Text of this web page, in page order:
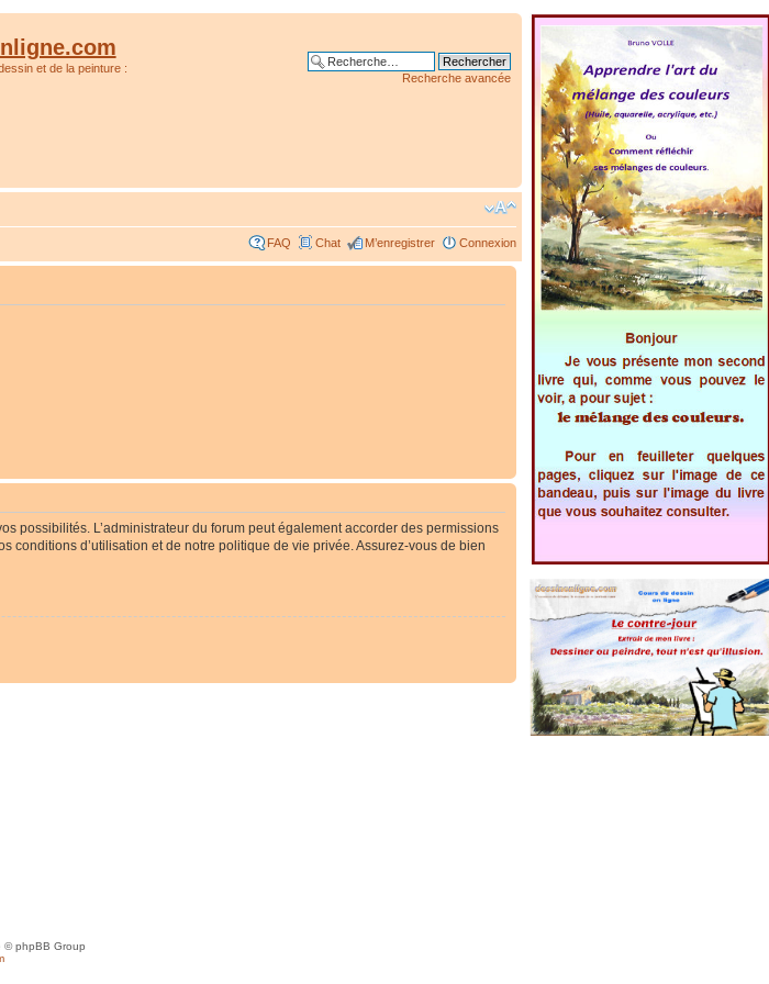
et de la peinture :
Recherche avancée
FAQ Chat M’enregistrer Connexion
possibilités. L’administrateur du forum peut également accorder des permissions
conditions d’utilisation et de notre politique de vie privée. Assurez-vous de bien
© phpBB Group